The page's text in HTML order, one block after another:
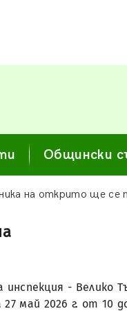
Общински
на открито ще се
инспекция - Велико
май 2026 г. от 10